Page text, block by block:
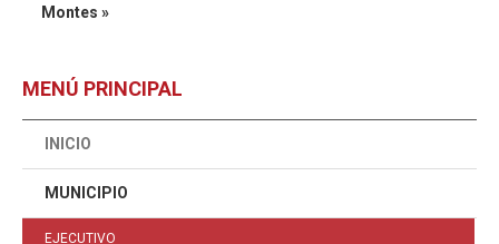
Montes »
MENÚ PRINCIPAL
INICIO
MUNICIPIO
EJECUTIVO